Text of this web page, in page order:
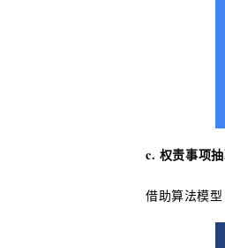
c. 权责事项
借助算法模